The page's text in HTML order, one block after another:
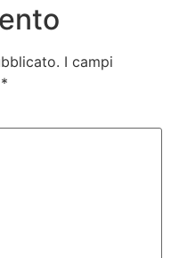
I campi
*